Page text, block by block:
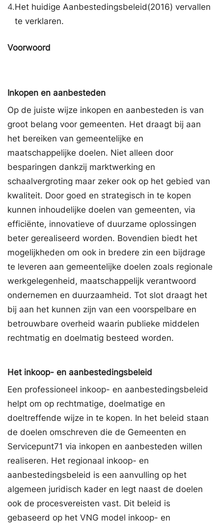
4.Het huidige Aanbestedingsbeleid(2016) vervallen
te verklaren.
Voorwoord
Inkopen en aanbesteden
Op de juiste wijze inkopen en aanbesteden is van
groot belang voor gemeenten. Het draagt bij aan
het bereiken van gemeentelijke en
maatschappelijke doelen. Niet alleen door
besparingen dankzij marktwerking en
schaalvergroting maar zeker ook op het gebied van
kwaliteit. Door goed en strategisch in te kopen
kunnen inhoudelijke doelen van gemeenten, via
efficiënte, innovatieve of duurzame oplossingen
beter gerealiseerd worden. Bovendien biedt het
mogelijkheden om ook in bredere zin een bijdrage
te leveren aan gemeentelijke doelen zoals regionale
werkgelegenheid, maatschappelijk verantwoord
ondernemen en duurzaamheid. Tot slot draagt het
bij aan het kunnen zijn van een voorspelbare en
betrouwbare overheid waarin publieke middelen
rechtmatig en doelmatig besteed worden.
Het inkoop- en aanbestedingsbeleid
Een professioneel inkoop- en aanbestedingsbeleid
helpt om op rechtmatige, doelmatige en
doeltreffende wijze in te kopen. In het beleid staan
de doelen omschreven die de Gemeenten en
Servicepunt71 via inkopen en aanbesteden willen
realiseren. Het regionaal inkoop- en
aanbestedingsbeleid is een aanvulling op het
algemeen juridisch kader en legt naast de doelen
ook de procesvereisten vast. Dit beleid is
gebaseerd op het VNG model inkoop- en